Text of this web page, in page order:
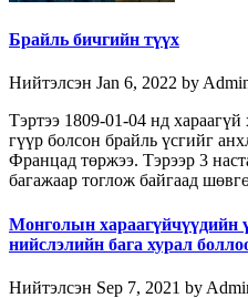
Брайль бичгийн түүх
Нийтэлсэн Jan 6, 2022 by
Тэртээ 1809-01-04 нд
гүүр болсон брайль үсгийг
Францад төржээ. Тэрээр 3
багажаар тоглож байгаад
Монголын хараагүйчүүдийн
нийслэлийн бага хурал
Нийтэлсэн Sep 7, 2021 by